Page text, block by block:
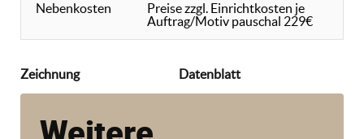
Nebenkosten
Preise zzgl. Einrichtkosten je
Auftrag/Motiv pauschal 229€
Zeichnung Datenblatt